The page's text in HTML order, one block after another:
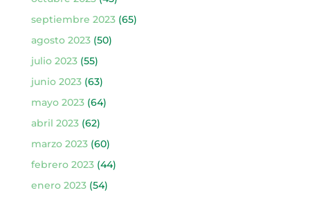
septiembre 2023(65)
agosto 2023(50)
julio 2023(55)
junio 2023(63)
mayo 2023(64)
abril 2023(62)
marzo 2023(60)
febrero 2023(44)
enero 2023(54)